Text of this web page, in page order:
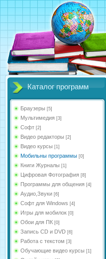
Каталог программ
Браузеры [5]
Мультимедия [3]
Софт [2]
Видео редакторы [2]
Видео курсы [1]
Мобильны программы [0]
Книги Журналы [1]
Цифровая Фотография [8]
Программы для общения [4]
Аудио,Звуки [6]
Софт для Windows [4]
Игры для мобилок [0]
Обои для ПК [0]
Запись CD и DVD [6]
Работа с текстом [3]
Обучающие видео курсы [1]